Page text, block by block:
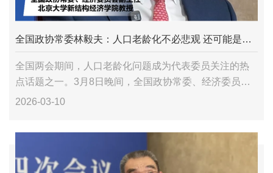
全国政协常委林毅夫：人口老龄化不必悲观 还可能是新经济增长点
全国两会期间，人口老龄化问题成为代表委员关注的热
点话题之一。3月8日晚间，全国政协常委、经济委员会
副主任，北京大学新结构经济学院教授林毅夫在接受媒
2026-03-10